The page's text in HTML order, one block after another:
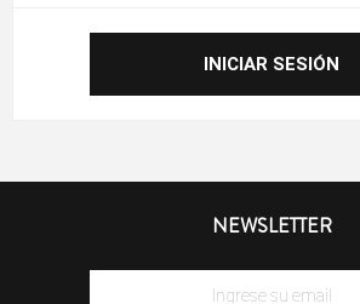
NEWSLETTER